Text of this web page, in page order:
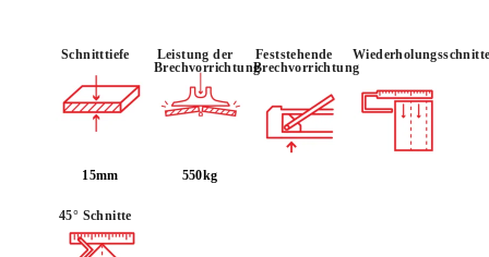
Schnitttiefe
15mm
Leistung der
Brechvorrichtung
550kg
Feststehende
Brechvorrichtung
45° Schnitte